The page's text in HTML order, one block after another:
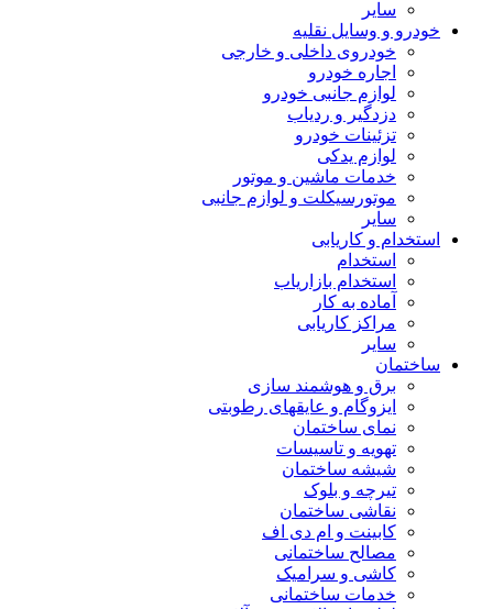
سایر
خودرو و وسایل نقلیه
خودروی داخلی و خارجی
اجاره خودرو
لوازم جانبی خودرو
دزدگیر و ردیاب
تزئینات خودرو
لوازم یدکی
خدمات ماشین و موتور
موتورسیکلت و لوازم جانبی
سایر
استخدام و کاریابی
استخدام
استخدام بازاریاب
آماده به کار
مراکز کاریابی
سایر
ساختمان
برق و هوشمند سازی
ایزوگام و عایقهای رطوبتی
نمای ساختمان
تهویه و تاسیسات
شیشه ساختمان
تیرچه و بلوک
نقاشی ساختمان
کابینت و ام دی اف
مصالح ساختمانی
کاشی و سرامیک
خدمات ساختمانی